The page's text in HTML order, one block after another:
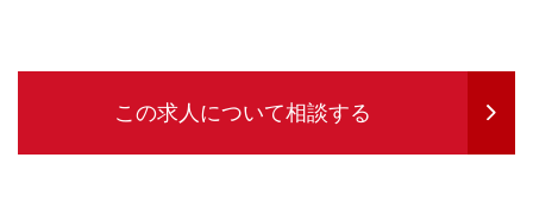
この求人について相談する